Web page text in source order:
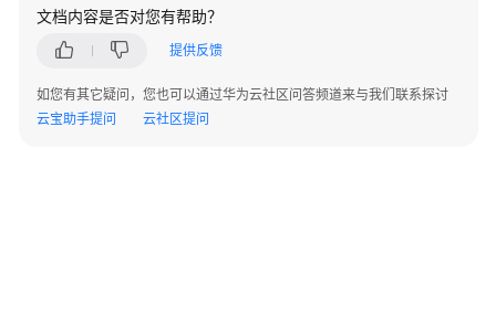
（SLA）
皮
书
文档内容是否对您有帮助？
提供反馈
如您有其它疑问，您也可以通过华为云社区问答频道来与我们联系探讨
云宝助手提问
云社区提问